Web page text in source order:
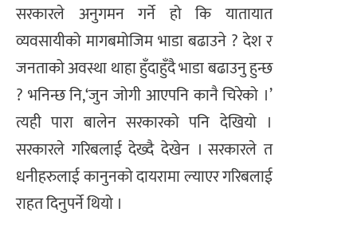
सरकारले अनुगमन गर्ने हो कि यातायात
व्यवसायीको मागबमोजिम भाडा बढाउने ? देश र
जनताको अवस्था थाहा हुँदाहुँदै भाडा बढाउनु हुन्छ
? भनिन्छ नि,‘जुन जोगी आएपनि कानै चिरेको ।’
त्यही पारा बालेन सरकारको पनि देखियो ।
सरकारले गरिबलाई देख्दै देखेन । सरकारले त
धनीहरुलाई कानुनको दायरामा ल्याएर गरिबलाई
राहत दिनुपर्ने थियो ।